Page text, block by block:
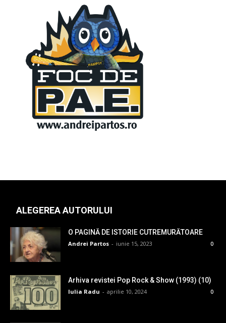
ALEGEREA AUTORULUI
O PAGINĂ DE ISTORIE CUTREMURĂTOARE
Andrei Partos - iunie 15, 2023 0
Arhiva revistei Pop Rock & Show (1993) (10)
Iulia Radu - aprilie 10, 2024 0